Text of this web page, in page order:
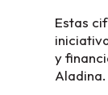
Estas
y
Aladina.